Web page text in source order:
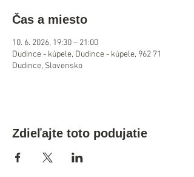
Čas a miesto
10. 6. 2026, 19:30 – 21:00
Dudince - kúpele, Dudince - kúpele, 962 71
Dudince, Slovensko
Zdieľajte toto podujatie